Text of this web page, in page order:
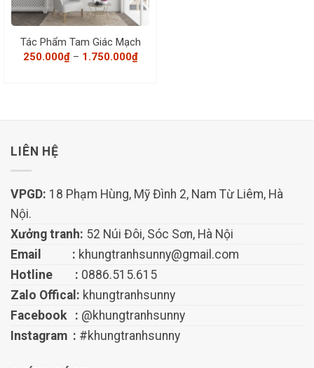
Tác Phẩm Tam Giác Mạch
250.000₫ – 1.750.000₫Khoảng
giá:
LIÊN HỆ
VPGD: 18 Phạm Hùng, Mỹ Đình 2, Nam Từ Liêm, Hà
Nội.
Xưởng tranh: 52 Núi Đôi, Sóc Sơn, Hà Nội
Email : khungtranhsunny@gmail.com
Hotline : 0886.515.615
Zalo Offical: khungtranhsunny
Facebook : @khungtranhsunny
Instagram : #khungtranhsunny